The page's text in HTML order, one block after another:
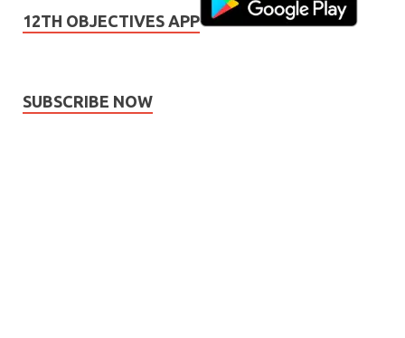
12TH OBJECTIVES APP
SUBSCRIBE NOW